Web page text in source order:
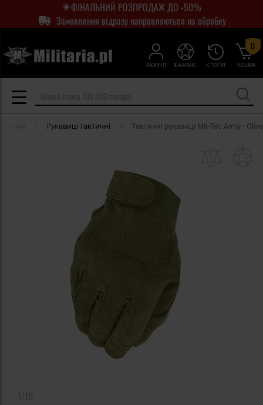
ФІНАЛЬНИЙ РОЗПРОДАЖ ДО -50%
Замовлення відразу направляються на обробку
АКАУНТ ІСТОРІЯ
БАЖАНЕ КОШИК
0
Рукавиці тактичні Тактичні рукавиці Mil-Tec Army - Olive